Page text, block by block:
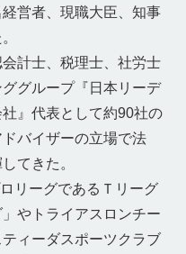
営者、現職大臣、知事
計士、税理士、社労士
グループ『日本リーデ
』代表として約90社の
バイザーの立場で法
てきた。
リーグであるＴリーグ
やトライアスロンチー
ィーダスポーツクラブ